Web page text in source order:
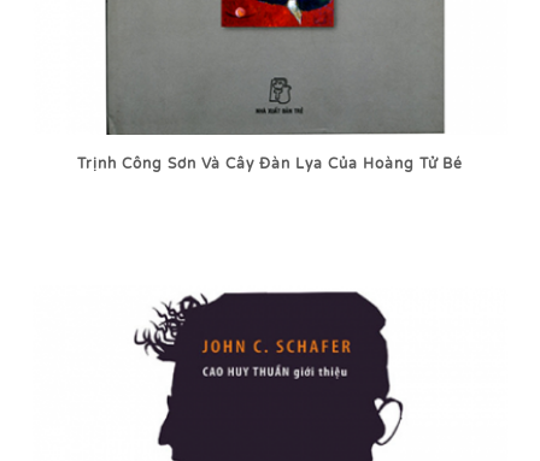
Trịnh Công Sơn Và Cây Đàn Lya Của Hoàng Tử Bé